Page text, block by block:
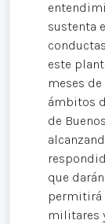
sustenta
este
meses
ámbitos
de
que
permitirá
militares